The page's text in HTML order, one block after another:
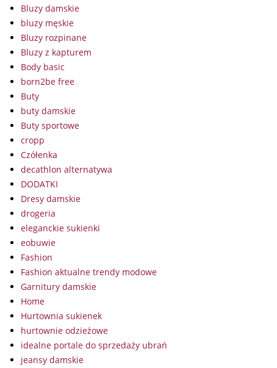
Bluzy damskie
bluzy męskie
Bluzy rozpinane
Bluzy z kapturem
Body basic
born2be free
Buty
buty damskie
Buty sportowe
cropp
Czółenka
decathlon alternatywa
DODATKI
Dresy damskie
drogeria
eleganckie sukienki
eobuwie
Fashion
Fashion aktualne trendy modowe
Garnitury damskie
Home
Hurtownia sukienek
hurtownie odzieżowe
idealne portale do sprzedaży ubrań
jeansy damskie